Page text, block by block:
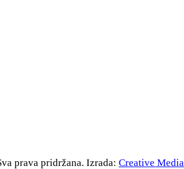
prava pridržana. Izrada: Creative Media